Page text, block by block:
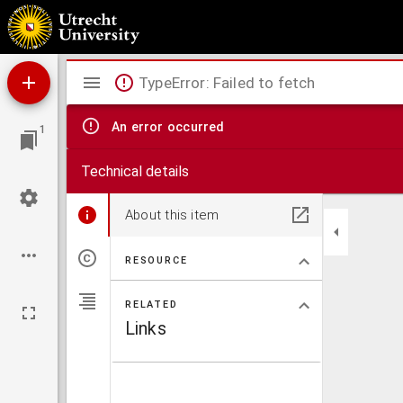
Carte des environs d'Amsterdam : représentant d'un coup d'oeil les avenues
au lendemain le 1er Octobre, sous les ordres de S.A.S. Le Duc Régnant De Brunswick,
1
Mirador
viewer
TypeError: Failed to fetch
An error occurred
Technical details
About this item
RESOURCE
RELATED
Links